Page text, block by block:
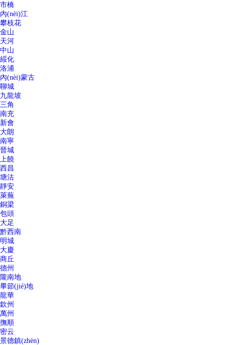
市橋
內(nèi)江
攀枝花
金山
天河
中山
綏化
洛浦
內(nèi)蒙古
聊城
九龍坡
三角
南充
新會
大朗
南寧
晉城
上饒
西昌
塘沽
靜安
萊蕪
銅梁
包頭
大足
黔西南
明城
大慶
商丘
德州
隴南地
畢節(jié)地
龍華
欽州
萬州
撫順
密云
景德鎮(zhèn)